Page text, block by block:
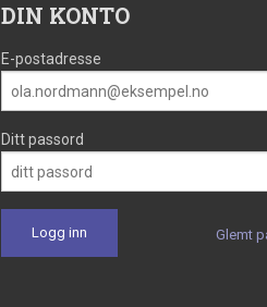
DIN KONTO
E-postadresse
Ditt passord
Glemt